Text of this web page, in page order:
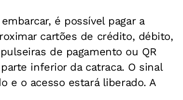
é possível pagar a
cartões de crédito, débito,
de pagamento ou QR
inferior da catraca. O sinal
e o acesso estará liberado. A